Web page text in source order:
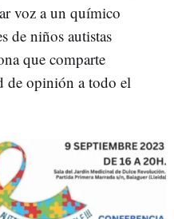
voz a un químico
de niños autistas
que comparte
de opinión a todo el